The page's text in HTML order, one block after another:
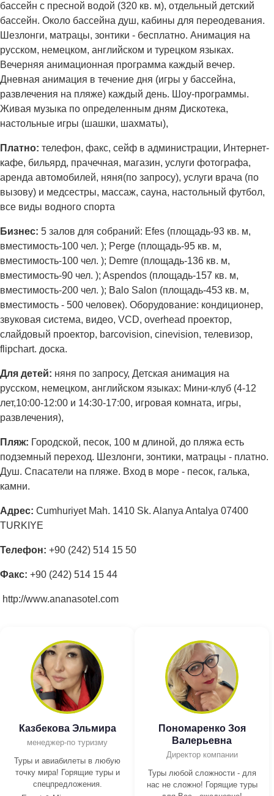
бассейн с пресной водой (320 кв. м), отдельный детский
бассейн. Около бассейна душ, кабины для переодевания.
Шезлонги, матрацы, зонтики - бесплатно. Анимация на
русском, немецком, английском и турецком языках.
Вечерняя анимационная программа каждый вечер.
Дневная анимация в течение дня (игры у бассейна,
развлечения на пляже) каждый день. Шоу-программы.
Живая музыка по определенным дням Дискотека,
настольные игры (шашки, шахматы),
Платно: телефон, факс, сейф в администрации, Интернет-
кафе, бильярд, прачечная, магазин, услуги фотографа,
аренда автомобилей, няня(по запросу), услуги врача (по
вызову) и медсестры, массаж, сауна, настольный футбол,
все виды водного спорта
Бизнес: 5 залов для собраний: Efes (площадь-93 кв. м,
вместимость-100 чел. ); Perge (площадь-95 кв. м,
вместимость-100 чел. ); Demre (площадь-136 кв. м,
вместимость-90 чел. ); Aspendos (площадь-157 кв. м,
вместимость-200 чел. ); Balo Salon (площадь-453 кв. м,
вместимость - 500 человек). Оборудование: кондиционер,
звуковая система, видео, VCD, overhead проектор,
слайдовый проектор, barcovision, cinevision, телевизор,
flipchart. доска.
Для детей: няня по запросу, Детская анимация на
русском, немецком, английском языках: Мини-клуб (4-12
лет,10:00-12:00 и 14:30-17:00, игровая комната, игры,
развлечения),
Пляж: Городской, песок, 100 м длиной, до пляжа есть
подземный переход. Шезлонги, зонтики, матрацы - платно.
Душ. Спасатели на пляже. Вход в море - песок, галька,
камни.
Адрес: Cumhuriyet Mah. 1410 Sk. Alanya Antalya 07400
TURKIYE
Телефон: +90 (242) 514 15 50
Факс: +90 (242) 514 15 44
http://www.ananasotel.com
Казбекова Эльмира
менеджер-по туризму
Туры и авиабилеты в любую
точку мира! Горящие туры и
спецпредложения.
Пономаренко Зоя
Валерьевна
Директор компании
Туры любой сложности - для
нас не сложно! Горящие туры